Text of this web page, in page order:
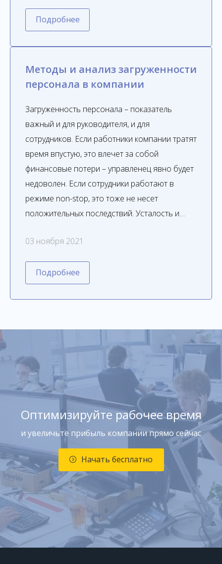
Подробнее
Методы и анализ загруженности
персонала в компании
Загруженность персонала – показатель
важный и для руководителя, и для
сотрудников. Если работники компании тратят
время впустую, это влечет за собой
финансовые потери – управленец явно будет
недоволен. Если сотрудники работают в
режиме non-stop, это тоже не несет
положительных последствий. Усталость и…
03 ноября 2021
Подробнее
Оптимизируйте рабочее время
и увеличьте прибыль компании прямо сейчас
Начать бесплатно